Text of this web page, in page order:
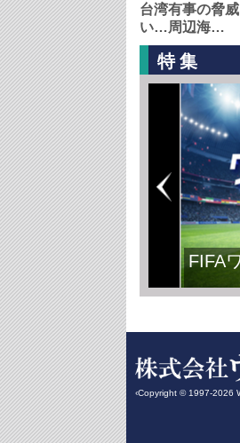
台湾有事の脅
い…周辺海…
特集
FIFA
‹Copyright © 1997-2026